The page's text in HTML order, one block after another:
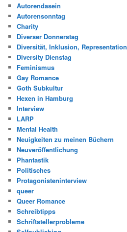
Autorendasein
Autorensonntag
Charity
Diverser Donnerstag
Diversität, Inklusion, Representation
Diversity Dienstag
Feminismus
Gay Romance
Goth Subkultur
Hexen in Hamburg
Interview
LARP
Mental Health
Neuigkeiten zu meinen Büchern
Neuveröffentlichung
Phantastik
Politisches
Protagonisteninterview
queer
Queer Romance
Schreibtipps
Schriftstellerprobleme